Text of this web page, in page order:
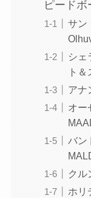
ピードボ
サン
シェ
ト
アナ
オー
バン
クル
ホリ